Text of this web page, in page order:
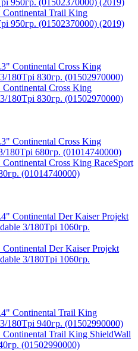
Trail King
950гр. (01502370000) (2019)
Cross King
180Tpi 830гр. (01502970000)
Cross King RaceSport
(01014740000)
Der Kaiser Projekt
3/180Tpi 1060гр.
Trail King ShieldWall
(01502990000)